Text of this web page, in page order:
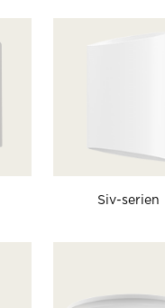
Siv-serien